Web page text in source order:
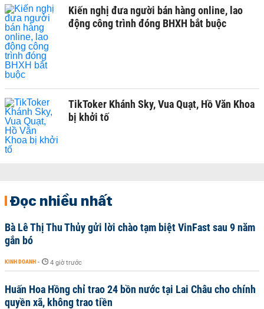
Kiến nghị đưa người bán hàng online, lao
động công trình đóng BHXH bắt buộc
TikToker Khánh Sky, Vua Quạt, Hồ Văn Khoa
bị khởi tố
Đọc nhiều nhất
Bà Lê Thị Thu Thủy gửi lời chào tạm biệt VinFast sau 9 năm
gắn bó
KINH DOANH - 4 giờ trước
Huấn Hoa Hồng chỉ trao 24 bồn nước tại Lai Châu cho chính
quyền xã, không trao tiền